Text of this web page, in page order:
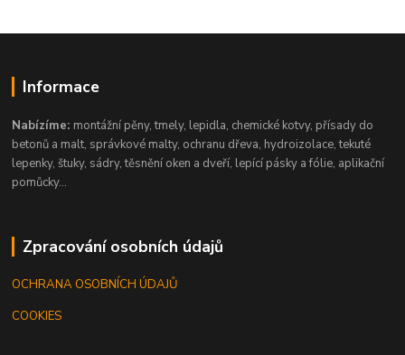
Informace
Nabízíme: montážní pěny, tmely, lepidla, chemické kotvy, přísady do
betonů a malt, správkové malty, ochranu dřeva, hydroizolace, tekuté
lepenky, štuky, sádry, těsnění oken a dveří, lepící pásky a fólie, aplikační
pomůcky...
Zpracování osobních údajů
OCHRANA OSOBNÍCH ÚDAJŮ
COOKIES